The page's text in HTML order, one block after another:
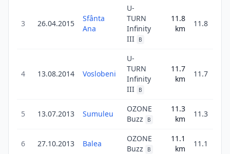
3 26.04.2015
Sfânta
Ana
U-
TURN
Infinity
III
B
11.8
km
11.8
4 13.08.2014 Voslobeni
U-
TURN
Infinity
III
B
11.7
km
11.7
5 13.07.2013 Sumuleu
OZONE
Buzz
B
11.3
km
11.3
6 27.10.2013 Balea
OZONE
Buzz
B
11.1
km
11.1